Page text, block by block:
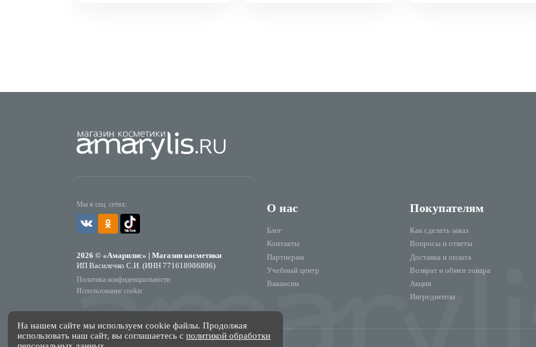
Мы в соц. сетях:
2026 © «Амарилис» | Магазин косметики
ИП Василечко С.И. (ИНН 771618986896)
Политика конфиденциальности
Использование cookie
О нас
Блог
Контакты
Партнерам
Учебный центр
Вакансии
Покупателям
Как сделать заказ
Вопросы и ответы
Доставка и оплата
Возврат и обмен товара
Акции
Ингредиенты
На нашем сайте мы используем cookie файлы. Продолжая
использовать наш сайт, вы соглашаетесь сполитикой обработки